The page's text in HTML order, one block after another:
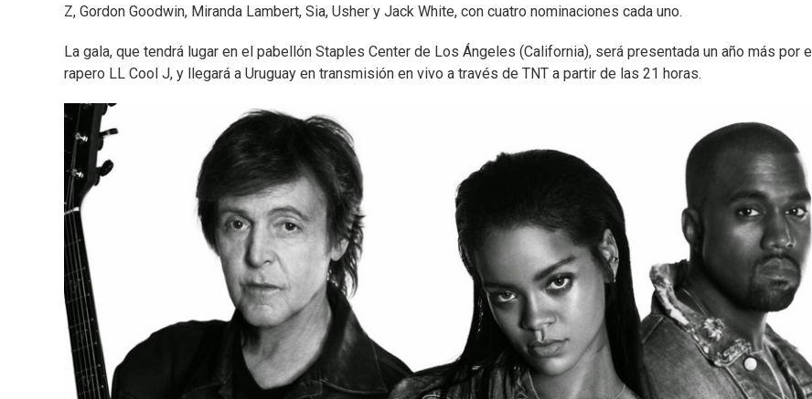
Z, Gordon Goodwin, Miranda Lambert, Sia, Usher y Jack White, con cuatro nominaciones cada uno.
La gala, que tendrá lugar en el pabellón Staples Center de Los Ángeles (California), será presentada un año más por el
rapero LL Cool J, y llegará a Uruguay en transmisión en vivo a través de TNT a partir de las 21 horas.